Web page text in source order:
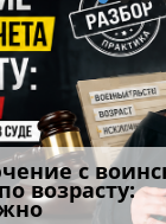
але
як
за іншою
нов
с
возрасту:
ААС
що
скас